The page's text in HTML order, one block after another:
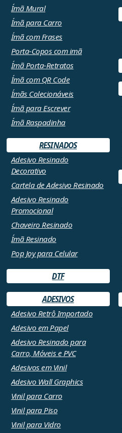
Ímã Mural
Ímã para Carro
Ímã com Frases
Porta-Copos com imã
Ímã Porta-Retratos
Ímã com QR Code
Ímãs Colecionáveis
Ímã para Escrever
Ímã Raspadinha
RESINADOS
Adesivo Resinado
Decorativo
Cartela de Adesivo Resinado
Adesivo Resinado
Promocional
Chaveiro Resinado
Ímã Resinado
Pop Joy para Celular
DTF
ADESIVOS
Adesivo Retrô Importado
Adesivo em Papel
Adesivo Resinado para
Carro, Móveis e PVC
Adesivos em Vinil
Adesivo Wall Graphics
Vinil para Carro
Vinil para Piso
Vinil para Vidro